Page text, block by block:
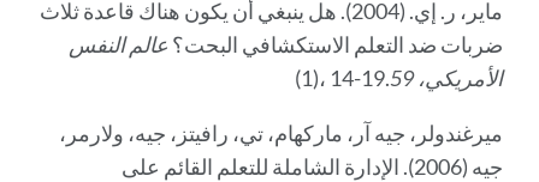
ماير، ر. إي. (2004). هل ينبغي أن يكون هناك قاعدة ثلاث
ضربات ضد التعلم الاستكشافي البحت؟ عالم النفس
الأمريكي، 59
(1)، 14-19.
ميرغندولر، جيه آر، ماركهام، تي، رافيتز، جيه، ولارمر،
جيه (2006). الإدارة الشاملة للتعلم القائم على